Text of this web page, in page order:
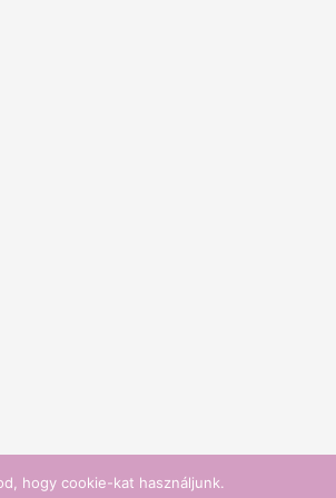
hogy cookie-kat használjunk.